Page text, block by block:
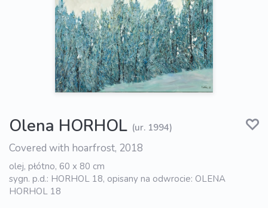
Olena HORHOL (ur. 1994)
Covered with hoarfrost, 2018
olej, płótno, 60 x 80 cm
sygn. p.d.: HORHOL 18, opisany na odwrocie: OLENA
HORHOL 18